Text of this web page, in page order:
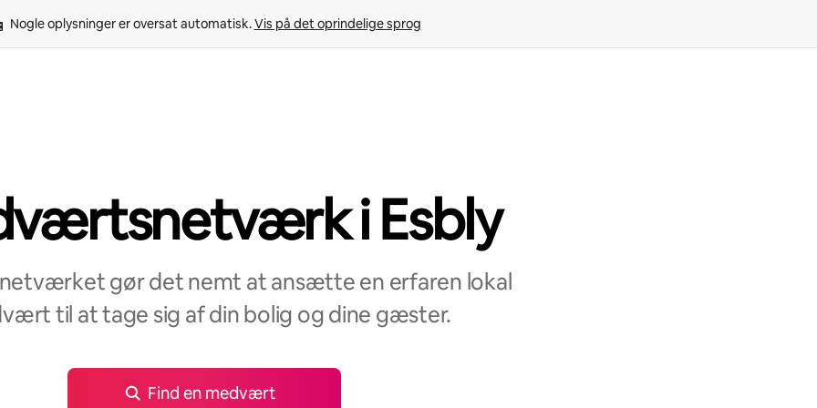
Nogle oplysninger er oversat automatisk. Vis på det oprindelige sprog
i Esbly
gør det nemt at ansætte en erfaren lokal
til at tage sig af din bolig og dine gæster.
Find en medvært